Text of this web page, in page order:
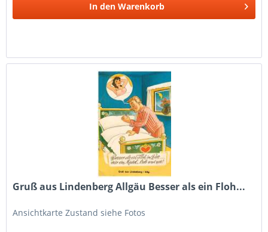
In den Warenkorb
Gruß aus Lindenberg Allgäu Besser als ein Floh...
Ansichtkarte Zustand siehe Fotos